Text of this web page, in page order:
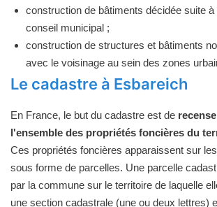
construction de bâtiments décidée suite à
conseil municipal ;
construction de structures et bâtiments
avec le voisinage au sein des zones
Le cadastre à Esbareich
En France, le but du cadastre est de
l'ensemble des propriétés foncières du
Ces propriétés foncières apparaissent sur
sous forme de parcelles. Une parcelle
par la commune sur le territoire de laquelle
une section cadastrale (une ou deux lettres)